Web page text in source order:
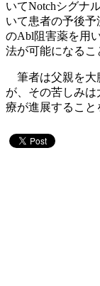
いてNotchシグナ
いて患者の予後
のAbl阻害薬を用
法が可能になるこ
筆者は父親を大
が、その苦しみ
療が進展するこ